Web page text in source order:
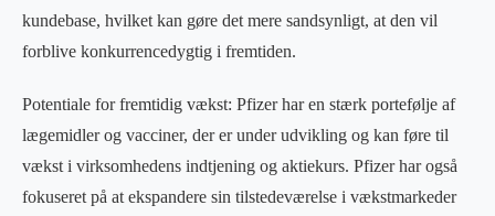
kundebase, hvilket kan gøre det mere sandsynligt, at den vil
forblive konkurrencedygtig i fremtiden.
Potentiale for fremtidig vækst: Pfizer har en stærk portefølje af
lægemidler og vacciner, der er under udvikling og kan føre til
vækst i virksomhedens indtjening og aktiekurs. Pfizer har også
fokuseret på at ekspandere sin tilstedeværelse i vækstmarkeder